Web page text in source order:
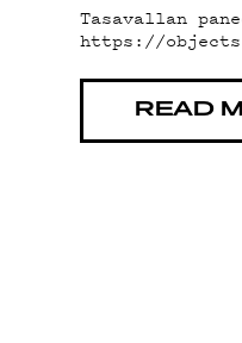
Tasavallan
https://
READ